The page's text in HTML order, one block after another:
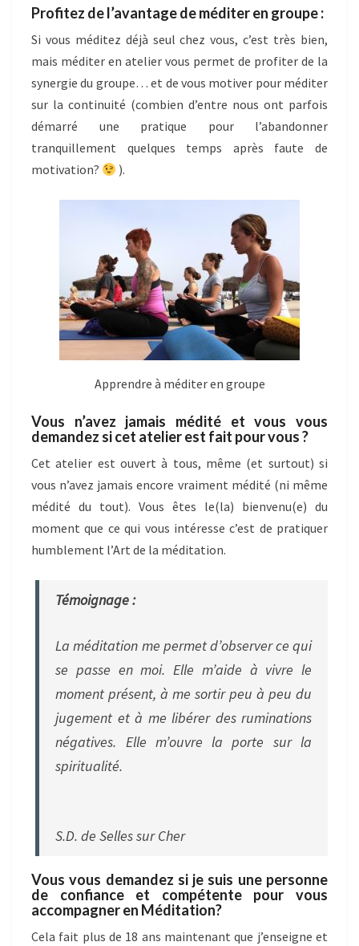
Profitez de l’avantage de méditer en groupe :
Si vous méditez déjà seul chez vous, c’est très bien,
mais méditer en atelier vous permet de profiter de la
synergie du groupe… et de vous motiver pour méditer
sur la continuité (combien d’entre nous ont parfois
démarré une pratique pour l’abandonner
tranquillement quelques temps après faute de
motivation?
).
Apprendre à méditer en groupe
Vous n’avez jamais médité et vous vous
demandez si cet atelier est fait pour vous ?
Cet atelier est ouvert à tous, même (et surtout) si
vous n’avez jamais encore vraiment médité (ni même
médité du tout). Vous êtes le(la) bienvenu(e) du
moment que ce qui vous intéresse c’est de pratiquer
humblement l’Art de la méditation.
Témoignage :
La méditation me permet d’observer ce qui
se passe en moi. Elle m’aide à vivre le
moment présent, à me sortir peu à peu du
jugement et à me libérer des ruminations
négatives. Elle m’ouvre la porte sur la
spiritualité.
S.D. de Selles sur Cher
Vous vous demandez si je suis une personne
de confiance et compétente pour vous
accompagner en Méditation?
Cela fait plus de 18 ans maintenant que j’enseigne et